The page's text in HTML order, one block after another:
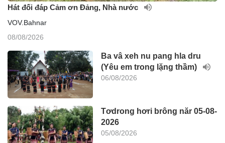
Hát đối đáp Cảm ơn Đảng, Nhà nước
VOV.Bahnar
08/08/2026
Ba vâ xeh nu pang hla dru
(Yêu em trong lặng thầm)
06/08/2026
Tơdrong hơri brông năr 05-08-
2026
05/08/2026